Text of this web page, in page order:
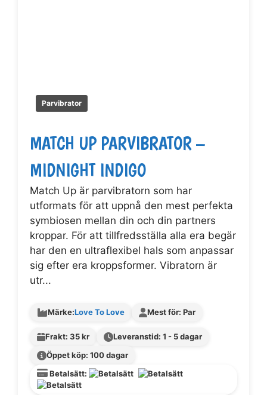
Parvibrator
MATCH UP PARVIBRATOR –
MIDNIGHT INDIGO
Match Up är parvibratorn som har
utformats för att uppnå den mest perfekta
symbiosen mellan din och din partners
kroppar. För att tillfredsställa alla era begär
har den en ultraflexibel hals som anpassar
sig efter era kroppsformer. Vibratorn är
utr...
Märke:Love To Love Mest för: Par
Frakt: 35 kr
Leveranstid: 1 - 5 dagar
Öppet köp: 100 dagar
Betalsätt: